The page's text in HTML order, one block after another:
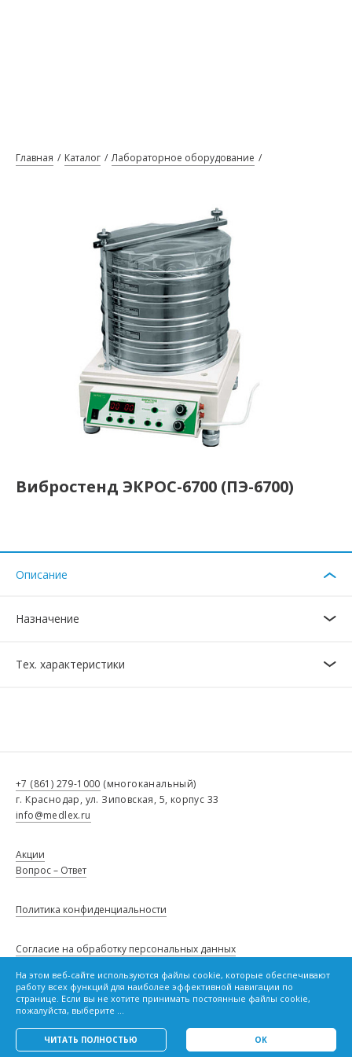
Главная Каталог Лабораторное оборудование
Вибростенд ЭКРОС-6700 (ПЭ-6700)
Описание
Назначение
Тех. характеристики
На этом веб-сайте используются файлы cookie, которые обеспечивают
работу всех функций для наиболее эффективной навигации по
странице. Если вы не хотите принимать постоянные файлы cookie,
пожалуйста, выберите ...
ЧИТАТЬ ПОЛНОСТЬЮ OK
Сведения о товарах, опубликованные в настоящем каталоге, не
являются публичной офертой и не влекут за собой обязанности,
предусмотренной статьей 437 Гражданского кодекса Российской
Федерации.
OK
+7 (861) 279-1000 (многоканальный)
г. Краснодар, ул. Зиповская, 5, корпус 33
info@medlex.ru
Акции
Вопрос – Ответ
Политика конфиденциальности
Согласие на обработку персональных данных
Политику в отношении файлов cookie